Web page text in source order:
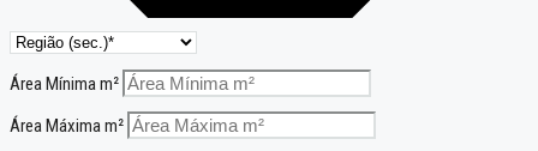
Área Mínima m²
Área Máxima m²